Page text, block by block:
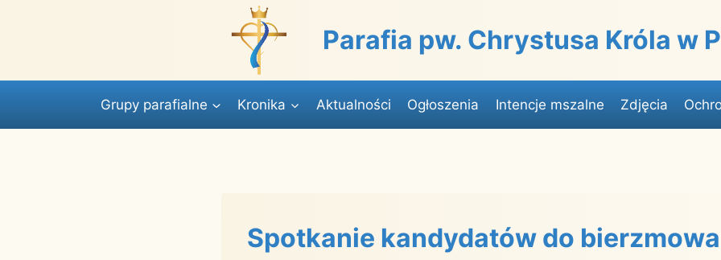
Parafia pw. Chrystusa Króla w
Grupy parafialne Kronika Aktualności Ogłoszenia Intencje mszalne Zdjęcia
Spotkanie kandydatów do